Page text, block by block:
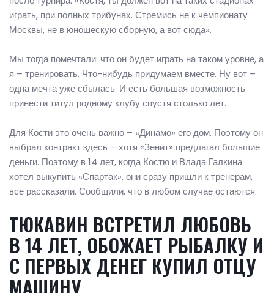
играть, при полных трибунах. Стремись не к чемпионату
Москвы, не в юношескую сборную, а вот сюда».
Мы тогда помечтали: что он будет играть на таком уровне, а
я – тренировать. Что-нибудь придумаем вместе. Ну вот –
одна мечта уже сбылась. И есть большая возможность
принести титул родному клубу спустя столько лет.
Для Кости это очень важно – «Динамо» его дом. Поэтому он
выбрал контракт здесь – хотя «Зенит» предлагал большие
деньги. Поэтому в 14 лет, когда Костю и Влада Галкина
хотел выкупить «Спартак», они сразу пришли к тренерам,
все рассказали. Сообщили, что в любом случае остаются.
ТЮКАВИН ВСТРЕТИЛ ЛЮБОВЬ
В 14 ЛЕТ, ОБОЖАЕТ РЫБАЛКУ И
С ПЕРВЫХ ДЕНЕГ КУПИЛ ОТЦУ
МАШИНУ